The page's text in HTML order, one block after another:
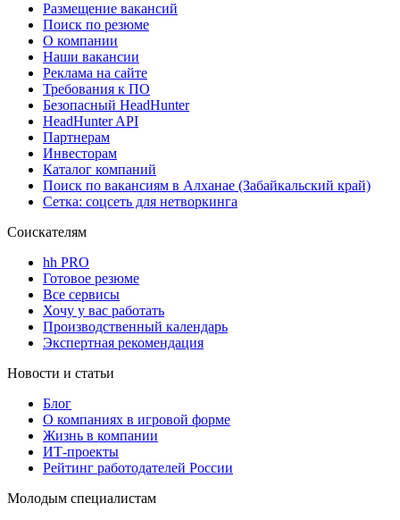
Размещение вакансий
Поиск по резюме
О компании
Наши вакансии
Реклама на сайте
Требования к ПО
Безопасный HeadHunter
HeadHunter API
Партнерам
Инвесторам
Каталог компаний
Поиск по вакансиям в Алханае (Забайкальский край)
Сетка: соцсеть для нетворкинга
Соискателям
hh PRO
Готовое резюме
Все сервисы
Хочу у вас работать
Производственный календарь
Экспертная рекомендация
Новости и статьи
Блог
О компаниях в игровой форме
Жизнь в компании
ИТ-проекты
Рейтинг работодателей России
Молодым специалистам